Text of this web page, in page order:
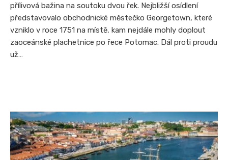
přílivová bažina na soutoku dvou řek. Nejbližší osídlení
představovalo obchodnické městečko Georgetown, které
vzniklo v roce 1751 na místě, kam nejdále mohly doplout
zaoceánské plachetnice po řece Potomac. Dál proti proudu
už…